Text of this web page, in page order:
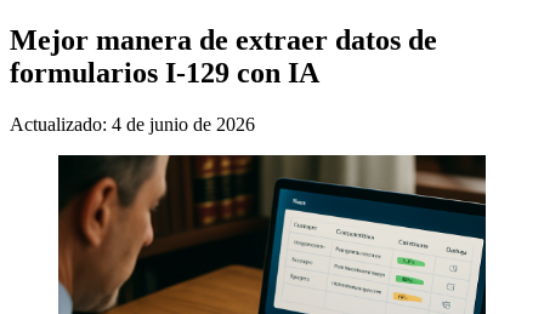
Mejor manera de extraer datos de
formularios I-129 con IA
Actualizado: 4 de junio de 2026